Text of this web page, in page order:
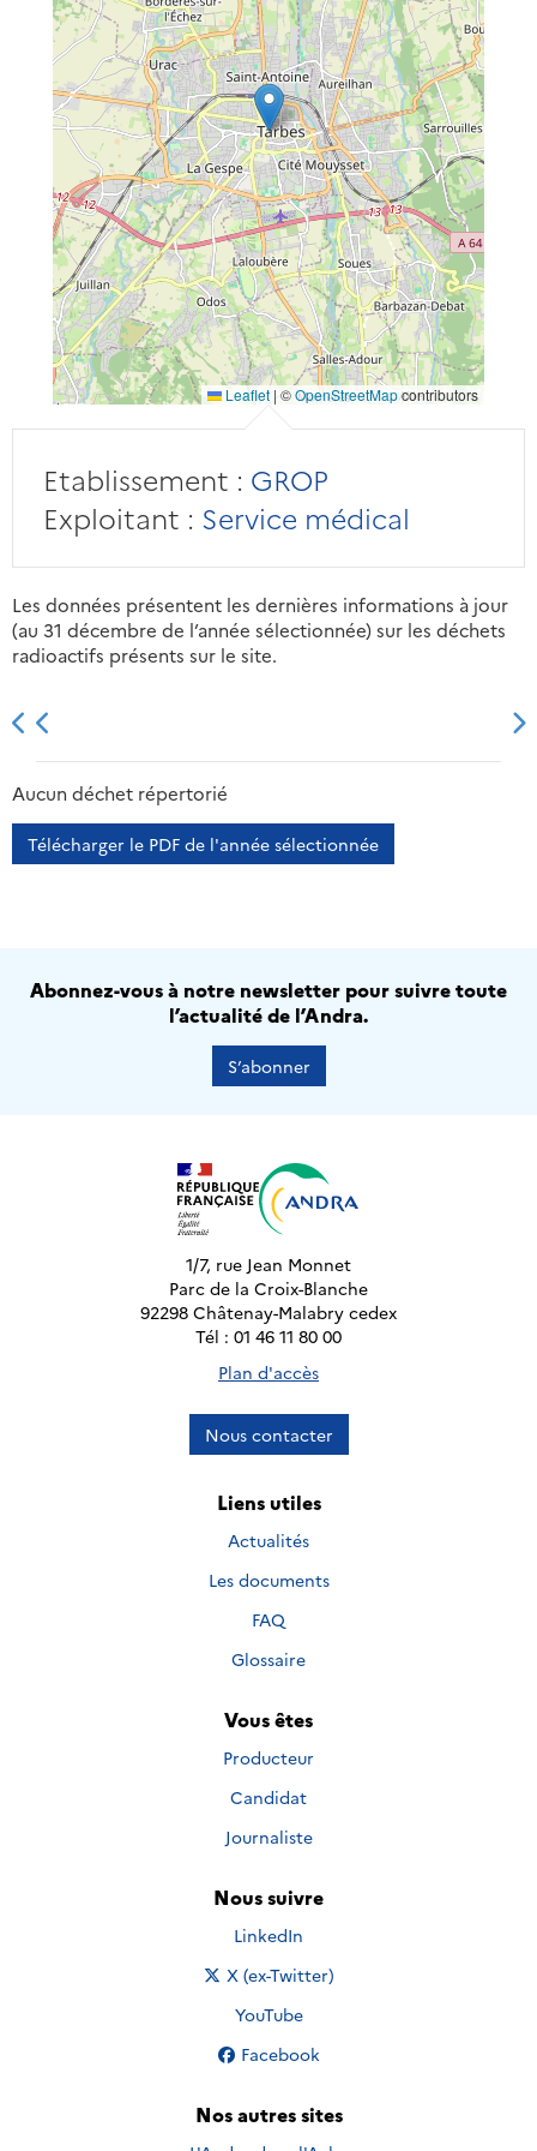
Leaflet | ©OpenStreetMapcontributors
Etablissement : GROP
Exploitant : Service médical
Les données présentent les dernières informations à jour
(au 31 décembre de l’année sélectionnée) sur les déchets
radioactifs présents sur le site.
2013 2014
Aucun déchet répertorié
Télécharger le PDF de l'année sélectionnée
Abonnez-vous à notre newsletter pour suivre toute
l’actualité de l’Andra.
S’abonner
1/7, rue Jean Monnet
Parc de la Croix-Blanche
92298 Châtenay-Malabry cedex
Tél : 01 46 11 80 00
Plan d'accès
Nous contacter
Liens utiles
Actualités
Les documents
FAQ
Glossaire
Vous êtes
Producteur
Candidat
Journaliste
Nous suivre
Nous suivre sur
LinkedIn
Nous suivre sur
X (ex-Twitter)
Nous suivre sur
YouTube
Nous suivre sur
Facebook
Nos autres sites